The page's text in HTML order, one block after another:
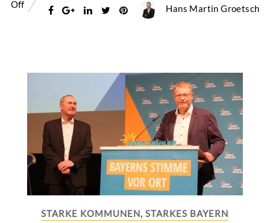
Off Hans Martin Groetsch
STARKE KOMMUNEN, STARKES BAYERN